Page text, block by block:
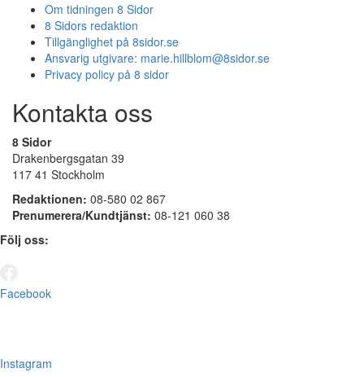
Om tidningen 8 Sidor
8 Sidors redaktion
Tillgänglighet på 8sidor.se
Ansvarig utgivare: marie.hillblom@8sidor.se
Privacy policy på 8 sidor
Kontakta oss
8 Sidor
Drakenbergsgatan 39
117 41 Stockholm
Redaktionen: 08-580 02 867
Prenumerera/Kundtjänst: 08-121 060 38
Följ oss:
Facebook
Instagram